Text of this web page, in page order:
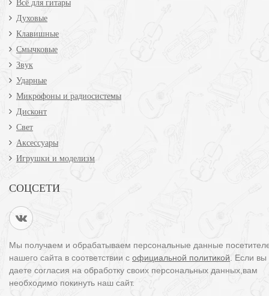
Всё для гитары
Духовые
Клавишные
Смычковые
Звук
Ударные
Микрофоны и радиосистемы
Дисконт
Свет
Аксессуары
Игрушки и моделизм
СОЦСЕТИ
Мы получаем и обрабатываем персональные данные
нашего сайта в соответствии с официальной политикой . Если
даете согласия на обработку своих персональных данных,вам
необходимо покинуть наш сайт.